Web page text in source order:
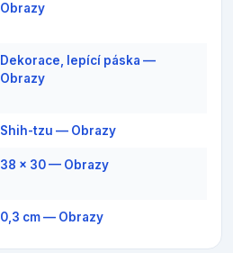
Obrazy
Dekorace, lepící páska —
Obrazy
Shih-tzu — Obrazy
38 x 30 — Obrazy
0,3 cm — Obrazy